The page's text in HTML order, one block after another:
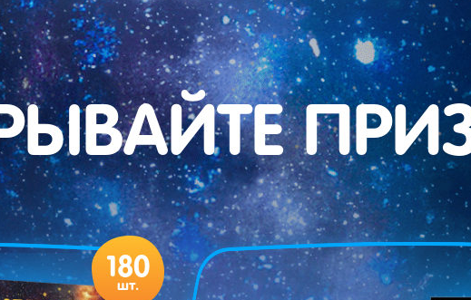
180
шт.